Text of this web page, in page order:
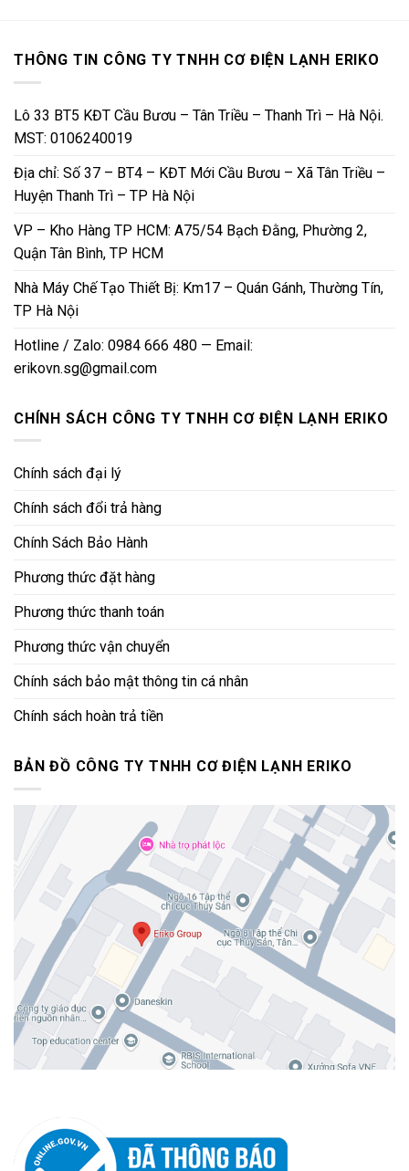
THÔNG TIN CÔNG TY TNHH CƠ ĐIỆN LẠNH ERIKO
Lô 33 BT5 KĐT Cầu Bươu – Tân Triều – Thanh Trì – Hà Nội.
MST: 0106240019
Địa chỉ: Số 37 – BT4 – KĐT Mới Cầu Bươu – Xã Tân Triều –
Huyện Thanh Trì – TP Hà Nội
VP – Kho Hàng TP HCM: A75/54 Bạch Đằng, Phường 2,
Quận Tân Bình, TP HCM
Nhà Máy Chế Tạo Thiết Bị: Km17 – Quán Gánh, Thường Tín,
TP Hà Nội
Hotline / Zalo: 0984 666 480 — Email:
erikovn.sg@gmail.com
CHÍNH SÁCH CÔNG TY TNHH CƠ ĐIỆN LẠNH ERIKO
Chính sách đại lý
Chính sách đổi trả hàng
Chính Sách Bảo Hành
Phương thức đặt hàng
Phương thức thanh toán
Phương thức vận chuyển
Chính sách bảo mật thông tin cá nhân
Chính sách hoàn trả tiền
BẢN ĐỒ CÔNG TY TNHH CƠ ĐIỆN LẠNH ERIKO